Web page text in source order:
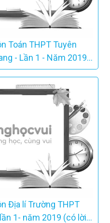
Toán THPT Tuyên
- Lần 1 - Năm 2019 -
Địa lí Trường THPT
1- năm 2019 (có lời